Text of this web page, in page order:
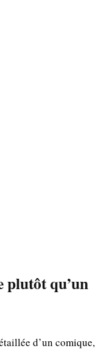
plutôt qu’un
d’un comique,